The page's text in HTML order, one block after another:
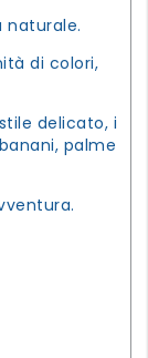
naturale.
di colori,
delicato, i
palme